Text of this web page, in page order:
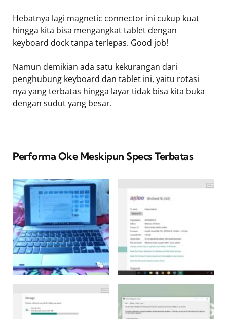
Hebatnya lagi magnetic connector ini cukup kuat
hingga kita bisa mengangkat tablet dengan
keyboard dock tanpa terlepas. Good job!
Namun demikian ada satu kekurangan dari
penghubung keyboard dan tablet ini, yaitu rotasi
nya yang terbatas hingga layar tidak bisa kita buka
dengan sudut yang besar.
Performa Oke Meskipun Specs Terbatas